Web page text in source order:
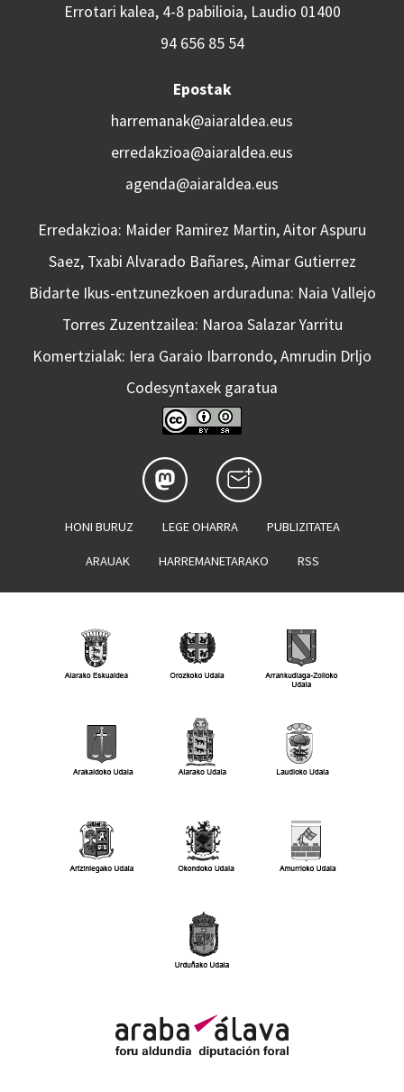
Errotari kalea, 4-8 pabilioia, Laudio 01400
94 656 85 54
Epostak
harremanak@aiaraldea.eus
erredakzioa@aiaraldea.eus
agenda@aiaraldea.eus
Erredakzioa: Maider Ramirez Martin, Aitor Aspuru
Saez, Txabi Alvarado Bañares, Aimar Gutierrez
Bidarte Ikus-entzunezkoen arduraduna: Naia Vallejo
Torres Zuzentzailea: Naroa Salazar Yarritu
Komertzialak: Iera Garaio Ibarrondo, Amrudin Drljo
Codesyntaxek garatua
HONI BURUZ LEGE OHARRA PUBLIZITATEA
ARAUAK HARREMANETARAKO RSS